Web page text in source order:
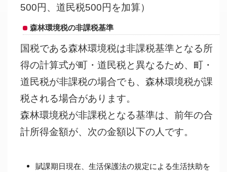
500円、道民税500円を加算）
森林環境税の非課税基準
国税である森林環境税は非課税基準となる所
得の計算式が町・道民税と異なるため、町・
道民税が非課税の場合でも、森林環境税が課
税される場合があります。
森林環境税が非課税となる基準は、前年の合
計所得金額が、次の金額以下の人です。
賦課期日現在、生活保護法の規定による生活扶助を